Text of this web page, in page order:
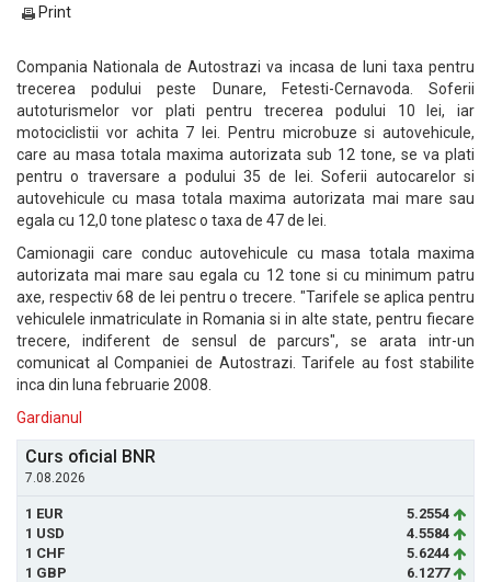
Print
Compania Nationala de Autostrazi va incasa de luni taxa pentru
trecerea podului peste Dunare, Fetesti-Cernavoda. Soferii
autoturismelor vor plati pentru trecerea podului 10 lei, iar
motociclistii vor achita 7 lei. Pentru microbuze si autovehicule,
care au masa totala maxima autorizata sub 12 tone, se va plati
pentru o traversare a podului 35 de lei. Soferii autocarelor si
autovehicule cu masa totala maxima autorizata mai mare sau
egala cu 12,0 tone platesc o taxa de 47 de lei.
Camionagii care conduc autovehicule cu masa totala maxima
autorizata mai mare sau egala cu 12 tone si cu minimum patru
axe, respectiv 68 de lei pentru o trecere. "Tarifele se aplica pentru
vehiculele inmatriculate in Romania si in alte state, pentru fiecare
trecere, indiferent de sensul de parcurs", se arata intr-un
comunicat al Companiei de Autostrazi. Tarifele au fost stabilite
inca din luna februarie 2008.
Gardianul
Curs oficial BNR
7.08.2026
1 EUR
5.2554
1 USD
4.5584
1 CHF
5.6244
1 GBP
6.1277